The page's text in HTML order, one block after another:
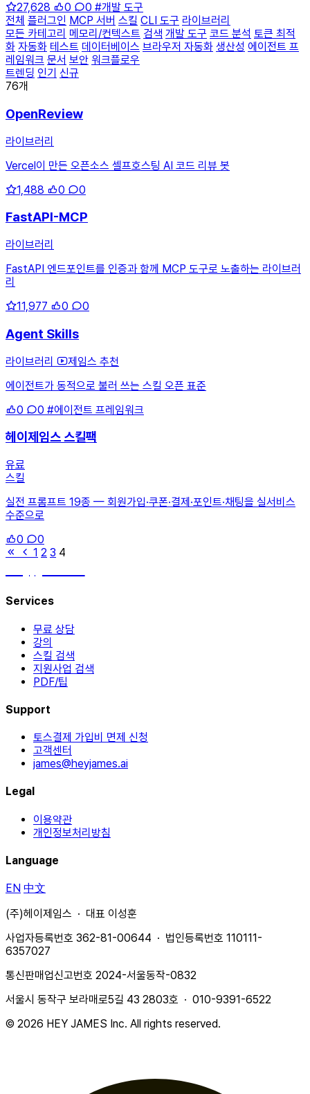
27,628
0 0 #개발 도구
전체 플러그인 MCP 서버 스킬 CLI 도구 라이브러리
모든 카테고리 메모리/컨텍스트 검색 개발 도구 코드 분석 토큰 최적
화 자동화 테스트 데이터베이스 브라우저 자동화 생산성 에이전트 프
레임워크 문서 보안 워크플로우
트렌딩 인기 신규
76개
OpenReview
라이브러리
Vercel이 만든 오픈소스 셀프호스팅 AI 코드 리뷰 봇
1,488
0 0
FastAPI-MCP
라이브러리
FastAPI 엔드포인트를 인증과 함께 MCP 도구로 노출하는 라이브러
리
11,977
0 0
Agent Skills
라이브러리
제임스 추천
에이전트가 동적으로 불러 쓰는 스킬 오픈 표준
0
0 #에이전트 프레임워크
헤이제임스 스킬팩
유료
스킬
실전 프롬프트 19종 — 회원가입·쿠폰·결제·포인트·채팅을 실서비스
수준으로
0
0
1 2 3 4
Services
무료 상담
강의
스킬 검색
지원사업 검색
PDF/팁
Support
토스결제 가입비 면제 신청
고객센터
james@heyjames.ai
Legal
이용약관
개인정보처리방침
Language
EN 中文
(주)헤이제임스 · 대표 이성훈
사업자등록번호 362-81-00644 · 법인등록번호 110111-
6357027
통신판매업신고번호 2024-서울동작-0832
서울시 동작구 보라매로5길 43 2803호 · 010-9391-6522
© 2026 HEY JAMES Inc. All rights reserved.